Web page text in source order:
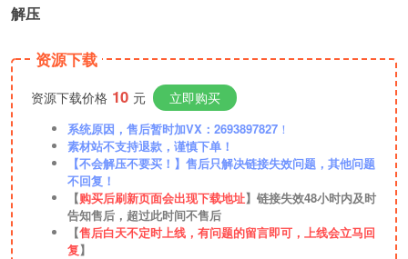
解压
资源下载
资源下载价格 10 元 立即购买
系统原因，售后暂时加VX：2693897827 ！
素材站不支持退款，谨慎下单！
【不会解压不要买！】售后只解决链接失效问题，其他问题
不回复！
【购买后刷新页面会出现下载地址】链接失效48小时内及时
告知售后，超过此时间不售后
【售后白天不定时上线，有问题的留言即可，上线会立马回
复】